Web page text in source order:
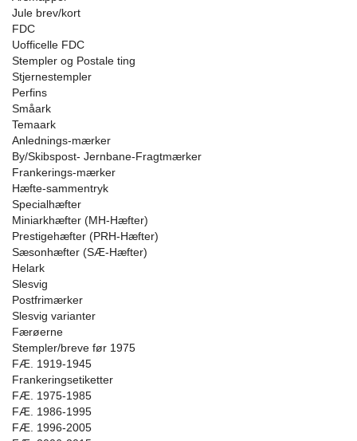
Jule brev/kort
FDC
Uofficelle FDC
Stempler og Postale ting
Stjernestempler
Perfins
Småark
Temaark
Anlednings-mærker
By/Skibspost- Jernbane-Fragtmærker
Frankerings-mærker
Hæfte-sammentryk
Specialhæfter
Miniarkhæfter (MH-Hæfter)
Prestigehæfter (PRH-Hæfter)
Sæsonhæfter (SÆ-Hæfter)
Helark
Slesvig
Postfrimærker
Slesvig varianter
Færøerne
Stempler/breve før 1975
FÆ. 1919-1945
Frankeringsetiketter
FÆ. 1975-1985
FÆ. 1986-1995
FÆ. 1996-2005